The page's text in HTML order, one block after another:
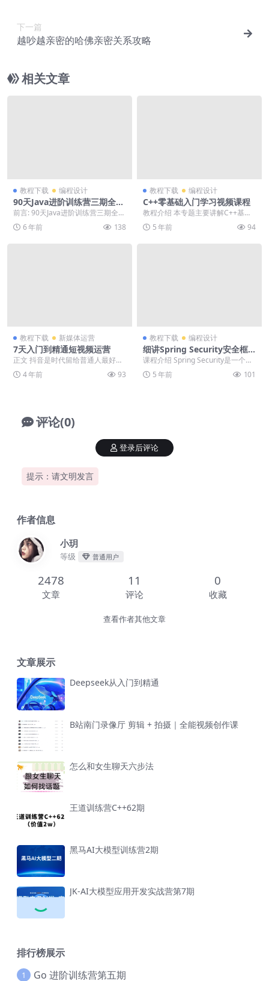
下一篇
越吵越亲密的哈佛亲密关系攻略
相关文章
教程下载 编程设计
90天Java进阶训练营三期全套
教程分享
前言: 90天Java进阶训练营三期全套
教程分享，喜欢就下载吧。 正文:
训练营...
6 年前 138
教程下载 编程设计
C++零基础入门学习视频课程
教程介绍 本专题主要讲解C++基础
入门学习，所以不会涉及很深入的
语法和机制。但会...
5 年前 94
教程下载 新媒体运营
7天入门到精通短视频运营
正文 抖音是时代留给普通人最好的
一个机会，带你从入门到精通7天短
视频运营训练营，...
4 年前 93
教程下载 编程设计
细讲Spring Security安全框
架课程
课程介绍 Spring Security是一个基
于Spring的安全框架，提供了...
5 年前 101
评论(0)
提示：请文明发言
登录后评论
作者信息
小玥
等级 普通用户
2478
文章
11
评论
0
收藏
查看作者其他文章
文章展示
Deepseek从入门到精通
B站南门录像厅 剪辑 + 拍摄｜全能视频创作课
怎么和女生聊天六步法
王道训练营C++62期
黑马AI大模型训练营2期
JK-AI大模型应用开发实战营第7期
排行榜展示
1 Go 进阶训练营第五期